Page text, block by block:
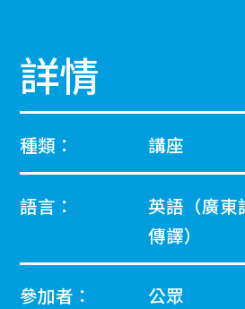
詳情
種類： 講座
語言：
英語（廣東
傳譯）
參加者： 公眾